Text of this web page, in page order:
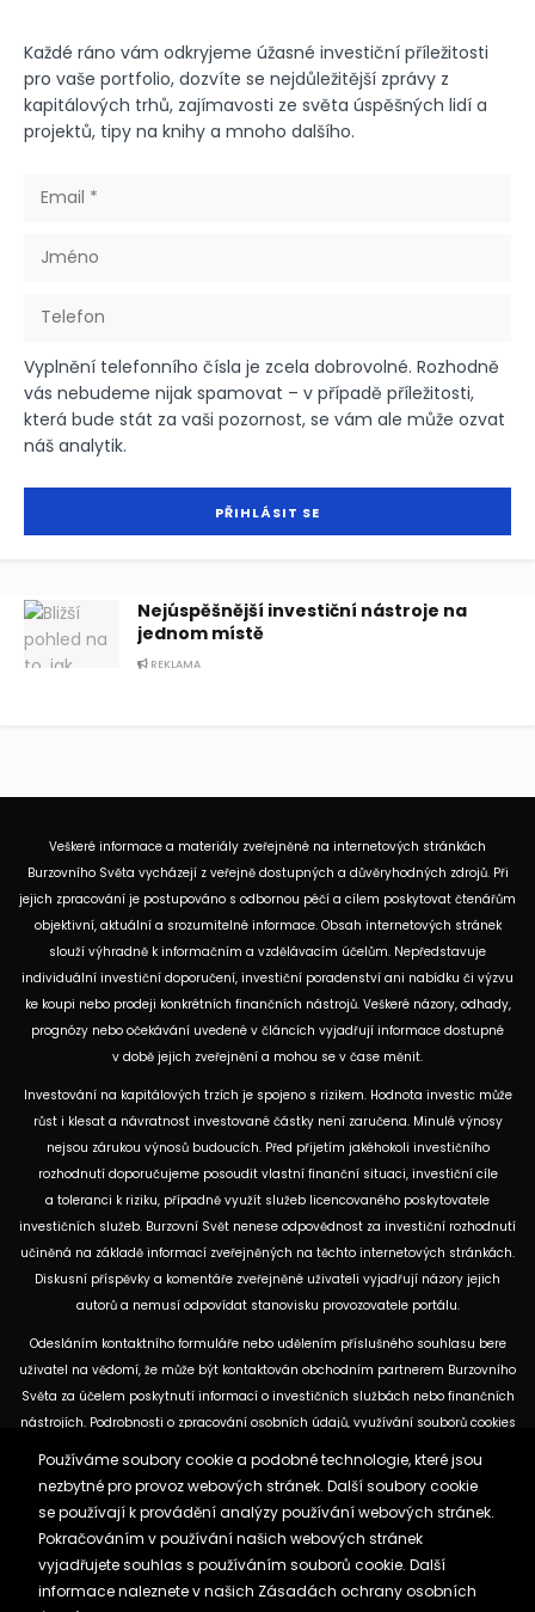
Každé ráno vám odkryjeme úžasné investiční příležitosti
pro vaše portfolio, dozvíte se nejdůležitější zprávy z
kapitálových trhů, zajímavosti ze světa úspěšných lidí a
projektů, tipy na knihy a mnoho dalšího.
Vyplnění telefonního čísla je zcela dobrovolné. Rozhodně
vás nebudeme nijak spamovat – v případě příležitosti,
která bude stát za vaši pozornost, se vám ale může ozvat
náš analytik.
Nejúspěšnější investiční nástroje na
jednom místě
REKLAMA
Veškeré informace a materiály zveřejněné na internetových stránkách
Burzovního Světa vycházejí z veřejně dostupných a důvěryhodných zdrojů. Při
jejich zpracování je postupováno s odbornou péčí a cílem poskytovat čtenářům
objektivní, aktuální a srozumitelné informace. Obsah internetových stránek
slouží výhradně k informačním a vzdělávacím účelům. Nepředstavuje
individuální investiční doporučení, investiční poradenství ani nabídku či výzvu
ke koupi nebo prodeji konkrétních finančních nástrojů. Veškeré názory, odhady,
prognózy nebo očekávání uvedené v článcích vyjadřují informace dostupné
v době jejich zveřejnění a mohou se v čase měnit.
Investování na kapitálových trzích je spojeno s rizikem. Hodnota investic může
růst i klesat a návratnost investované částky není zaručena. Minulé výnosy
nejsou zárukou výnosů budoucích. Před přijetím jakéhokoli investičního
rozhodnutí doporučujeme posoudit vlastní finanční situaci, investiční cíle
a toleranci k riziku, případně využít služeb licencovaného poskytovatele
investičních služeb. Burzovní Svět nenese odpovědnost za investiční rozhodnutí
učiněná na základě informací zveřejněných na těchto internetových stránkách.
Diskusní příspěvky a komentáře zveřejněné uživateli vyjadřují názory jejich
autorů a nemusí odpovídat stanovisku provozovatele portálu.
Odesláním kontaktního formuláře nebo udělením příslušného souhlasu bere
uživatel na vědomí, že může být kontaktován obchodním partnerem Burzovního
Světa za účelem poskytnutí informací o investičních službách nebo finančních
nástrojích. Podrobnosti o zpracování osobních údajů, využívání souborů cookies
dostupných na těchto internetových stránkách. U jednotlivých článků mohou
být uvedeny informace o použitých zdrojích, datu původní analýzy nebo datu,
ke kterému se vztahují uvedené tržní údaje.
Zásady ochrany osobních údajů a cookies
Používáme soubory cookie a podobné technologie, které jsou
nezbytné pro provoz webových stránek. Další soubory cookie
se používají k provádění analýzy používání webových stránek.
Pokračováním v používání našich webových stránek
vyjadřujete souhlas s používáním souborů cookie. Další
informace naleznete v našich Zásadách ochrany osobních